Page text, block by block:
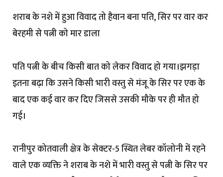
शराब के नशे में हुआ विवाद तो हैवान बना पति, सिर पर वार कर
बेरहमी से पत्नी को मार डाला
पति पत्नी के बीच किसी बात को लेकर विवाद हो गया।झगड़ा
इतना बढ़ा कि उसने किसी भारी वस्तु से मंजू के सिर पर एक के
बाद एक कई वार कर दिए जिससे उसकी मौके पर ही मौत हो
गई।
रानीपुर कोतवाली क्षेत्र के सेक्टर-5 स्थित लेबर कॉलोनी में रहने
वाले एक व्यक्ति ने शराब के नशे में भारी वस्तु से पत्नी के सिर पर